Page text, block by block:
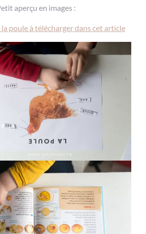
aperçu en images :
poule à télécharger dans cet article